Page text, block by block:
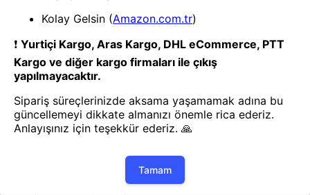
Yastık
BUFFER® Araç Araba Oto